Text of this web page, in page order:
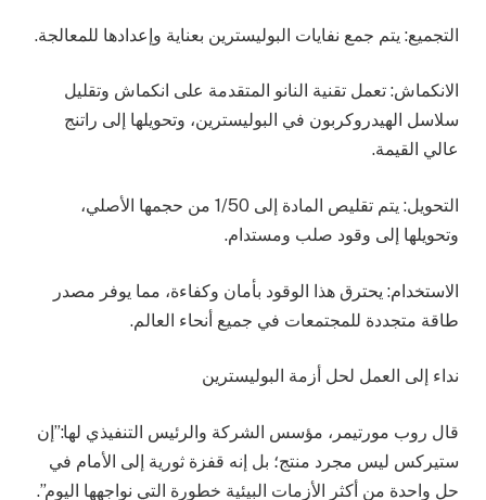
التجميع: يتم جمع نفايات البوليسترين بعناية وإعدادها للمعالجة.
الانكماش: تعمل تقنية النانو المتقدمة على انكماش وتقليل
سلاسل الهيدروكربون في البوليسترين، وتحويلها إلى راتنج
عالي القيمة.
التحويل: يتم تقليص المادة إلى 1/50 من حجمها الأصلي،
وتحويلها إلى وقود صلب ومستدام.
الاستخدام: يحترق هذا الوقود بأمان وكفاءة، مما يوفر مصدر
طاقة متجددة للمجتمعات في جميع أنحاء العالم.
نداء إلى العمل لحل أزمة البوليسترين
قال روب مورتيمر، مؤسس الشركة والرئيس التنفيذي لها:”إن
ستيركس ليس مجرد منتج؛ بل إنه قفزة ثورية إلى الأمام في
حل واحدة من أكثر الأزمات البيئية خطورة التي نواجهها اليوم”.